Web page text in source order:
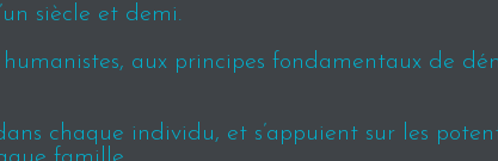
siècle et demi.
aux principes fondamentaux de
chaque individu, et s’appuient sur les